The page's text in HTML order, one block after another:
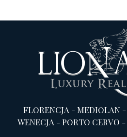
FLORENCJA -MEDIOLAN -
WENECJA -PORTO CERVO -